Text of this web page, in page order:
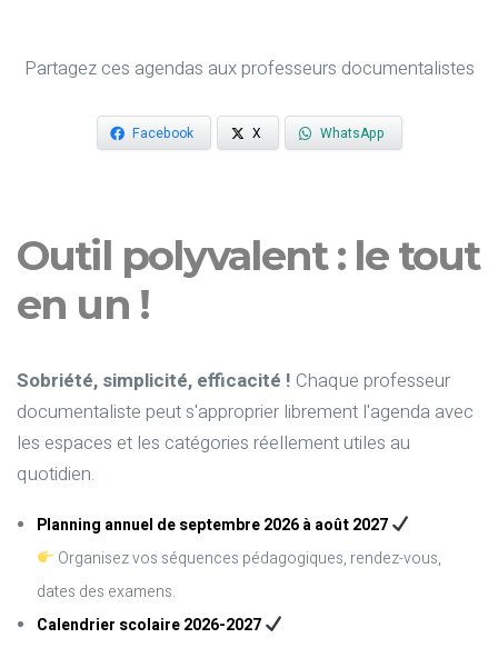
Partagez ces agendas aux professeurs documentalistes
Facebook X WhatsApp
Outil polyvalent : le tout
en un !
Sobriété, simplicité, efficacité ! Chaque professeur
documentaliste peut s'approprier librement l'agenda avec
les espaces et les catégories réellement utiles au
quotidien.
Planning annuel de septembre 2026 à août 2027
Organisez vos séquences pédagogiques, rendez-vous,
dates des examens.
Calendrier scolaire 2026-2027